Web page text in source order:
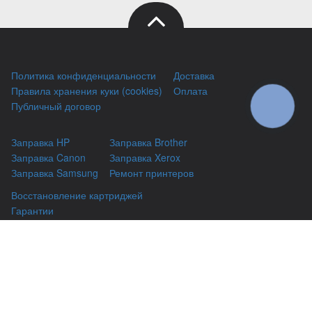
Политика конфиденциальности
Правила хранения куки (cookies)
Публичный договор
Доставка
Оплата
Заправка HP
Заправка Canon
Заправка Samsung
Заправка Brother
Заправка Xerox
Ремонт принтеров
Восстановление картриджей
Гарантии